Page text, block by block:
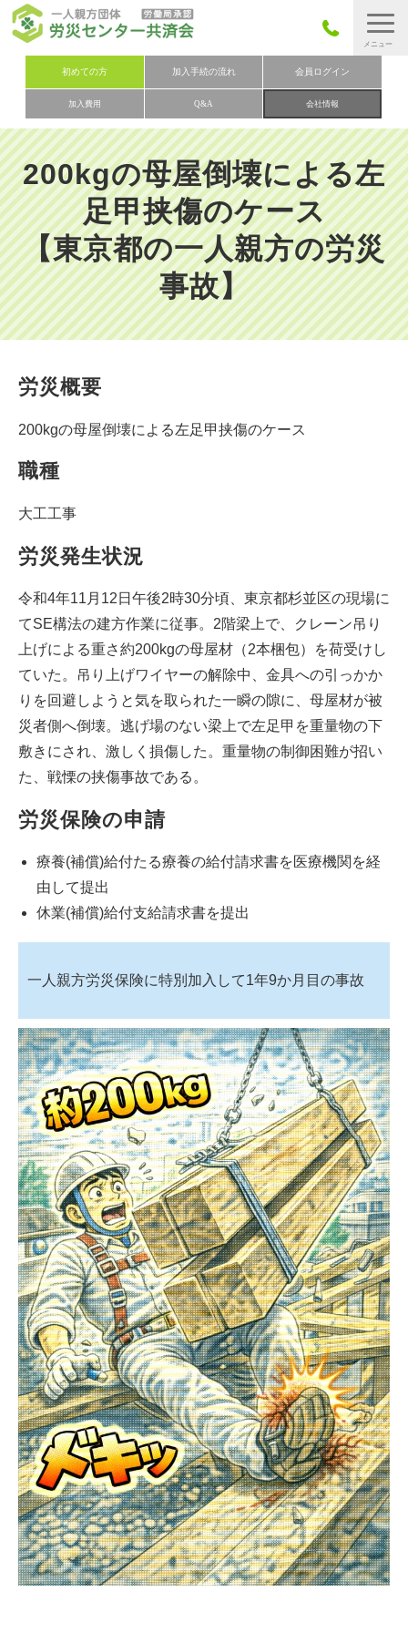
初めての方 加入手続の流れ 会員ログイン
加入費用 Q&A 会社情報
労災保険とは
労災保険の取りまとめ
労災保険加入手続きの流れ
加入費用
加入申込み
会社概要
お問い合わせ
会員メニュー
200kgの母屋倒壊による左
足甲挟傷のケース
【東京都の一人親方の労災
事故】
労災概要
200kgの母屋倒壊による左足甲挟傷のケース
職種
大工工事
労災発生状況
令和4年11月12日午後2時30分頃、東京都杉並区の現場に
てSE構法の建方作業に従事。2階梁上で、クレーン吊り
上げによる重さ約200kgの母屋材（2本梱包）を荷受けし
ていた。吊り上げワイヤーの解除中、金具への引っかか
りを回避しようと気を取られた一瞬の隙に、母屋材が被
災者側へ倒壊。逃げ場のない梁上で左足甲を重量物の下
敷きにされ、激しく損傷した。重量物の制御困難が招い
た、戦慄の挟傷事故である。
労災保険の申請
療養(補償)給付たる療養の給付請求書を医療機関を経
由して提出
休業(補償)給付支給請求書を提出
一人親方労災保険に特別加入して1年9か月目の事故